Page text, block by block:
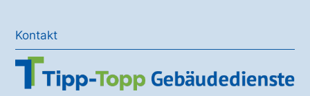
Kontakt